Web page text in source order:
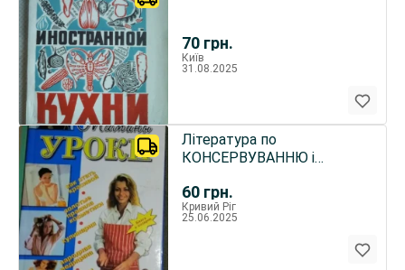
70 грн.
Київ
31.08.2025
60 грн.
Література по
КОНСЕРВУВАННЮ і
Кривий Ріг
25.06.2025